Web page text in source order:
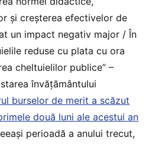
și creșterea efectivelor de
un impact negativ major / În
reduse cu plata cu ora
cheltuielilor publice” –
învățământului
burselor de merit a scăzut
două luni ale acestui an
perioadă a anului trecut,